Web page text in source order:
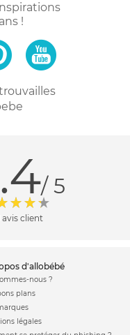
!
/ 5
avis client
d'allobébé
nous ?
plans
légales